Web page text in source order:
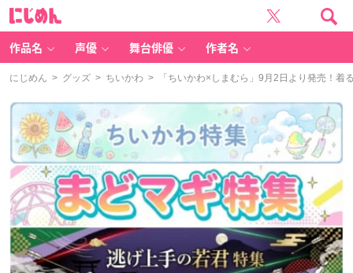
作品名 声優 舞台俳優 作者名
にじめん > グッズ > ちいかわ > 「ちいかわ×しまむら」9月2日より発売！着